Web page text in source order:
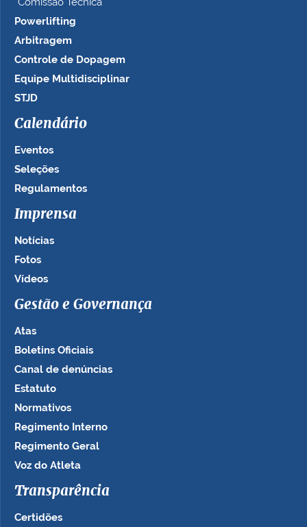
Powerlifting
Arbitragem
Controle de Dopagem
Equipe Multidisciplinar
STJD
Calendário
Eventos
Seleções
Regulamentos
Imprensa
Notícias
Fotos
Vídeos
Gestão e Governança
Atas
Boletins Oficiais
Canal de denúncias
Estatuto
Normativos
Regimento Interno
Regimento Geral
Voz do Atleta
Transparência
Certidões